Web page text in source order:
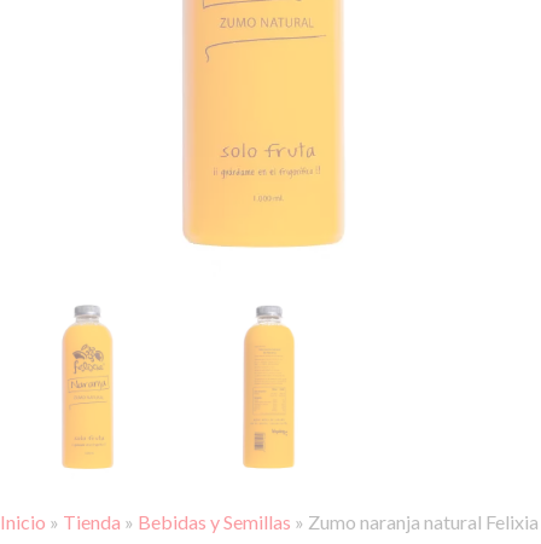
Inicio » Tienda » Bebidas y Semillas » Zumo naranja natural Felixia